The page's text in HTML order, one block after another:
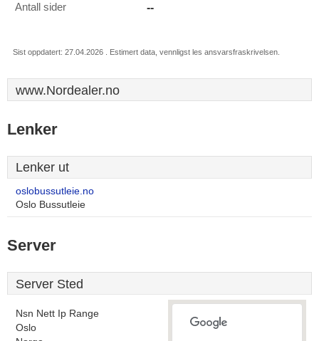
Antall sider --
Sist oppdatert: 27.04.2026 . Estimert data, vennligst les ansvarsfraskrivelsen.
www.Nordealer.no
Lenker
Lenker ut
oslobussutleie.no
Oslo Bussutleie
Server
Server Sted
Nsn Nett Ip Range
Oslo